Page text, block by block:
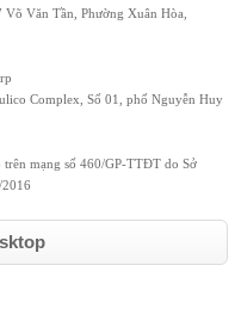
Văn Tần, Phường Xuân Hòa,
Complex, Số 01, phố Nguyễn Huy
mạng số 460/GP-TTĐT do Sở